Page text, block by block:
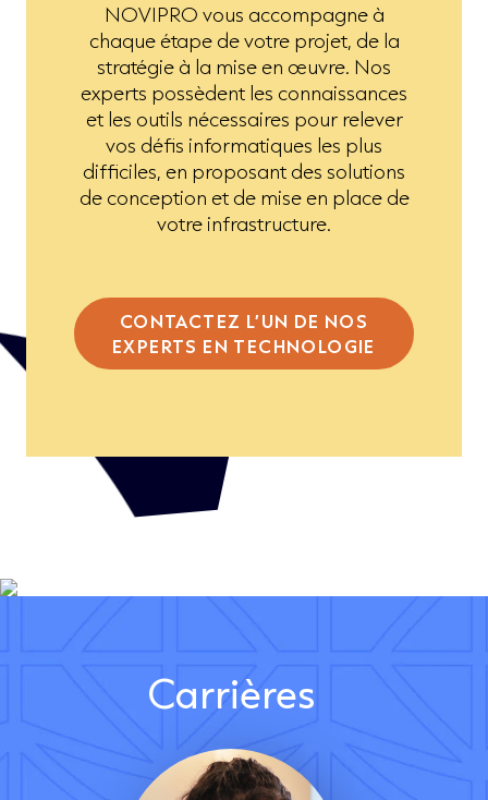
NOVIPRO vous accompagne à
chaque étape de votre projet, de la
stratégie à la mise en œuvre. Nos
experts possèdent les connaissances
et les outils nécessaires pour relever
vos défis informatiques les plus
difficiles, en proposant des solutions
de conception et de mise en place de
votre infrastructure.
CONTACTEZ L’UN DE NOS
EXPERTS EN TECHNOLOGIE
Carrières